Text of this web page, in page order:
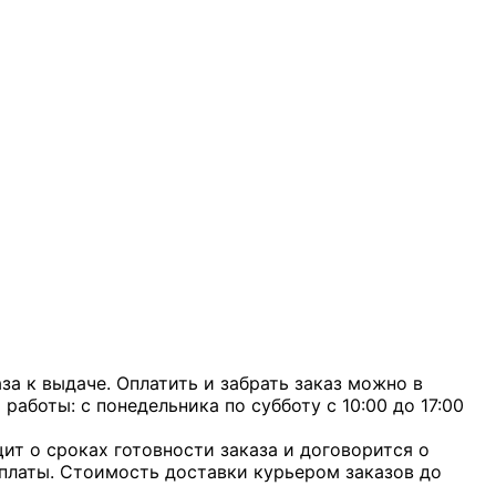
к выдаче. Оплатить и забрать заказ можно в
с понедельника по субботу с 10:00 до 17:00
о сроках готовности заказа и договорится о
Стоимость доставки курьером заказов до